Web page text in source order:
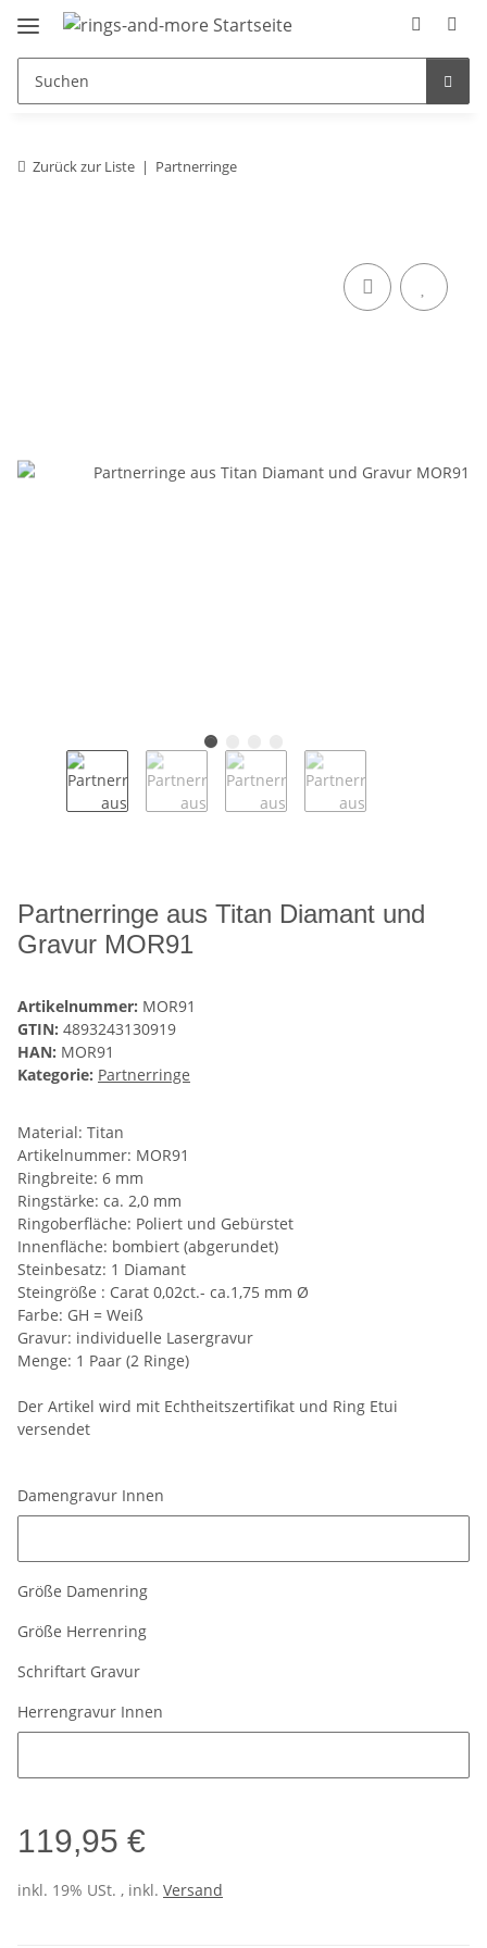
Zurück zur Liste Partnerringe
Partnerringe aus Titan Diamant und
Gravur MOR91
Artikelnummer: MOR91
GTIN: 4893243130919
HAN: MOR91
Kategorie: Partnerringe
Material: Titan
Artikelnummer: MOR91
Ringbreite: 6 mm
Ringstärke: ca. 2,0 mm
Ringoberfläche: Poliert und Gebürstet
Innenfläche: bombiert (abgerundet)
Steinbesatz: 1 Diamant
Steingröße : Carat 0,02ct.- ca.1,75 mm Ø
Farbe: GH = Weiß
Gravur: individuelle Lasergravur
Menge: 1 Paar (2 Ringe)
Der Artikel wird mit Echtheitszertifikat und Ring Etui
versendet
Damengravur Innen
Größe Damenring
Größe Herrenring
Schriftart Gravur
Herrengravur Innen
119,95 €
inkl. 19% USt. , inkl. Versand